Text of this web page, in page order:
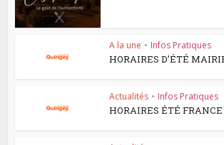
A la une • Infos Pratiques
HORAIRES D’ÉTÉ
Actualités • Infos Pratiques
HORAIRES ÉTÉ